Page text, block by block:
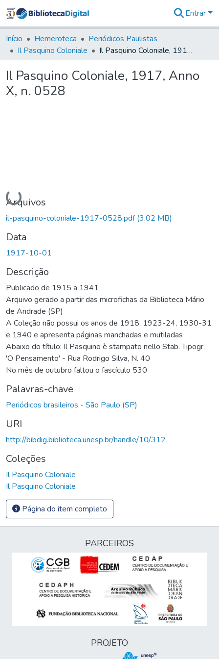
&
Coleções
Tudo na
Digital
Entrar
Início Hemeroteca
Periódicos Paulistas
Il Pasquino Coloniale
Il Pasquino Coloniale, 1917, Anno X, n. 0528
Il Pasquino Coloniale, 1917, Anno
X, n. 0528
Carregando...
Arquivos
il-pasquino-coloniale-1917-0528.pdf(3,02 MB)
Data
1917-10-01
Descrição
Publicado de 1915 a 1941
Arquivo gerado a partir das microfichas da Biblioteca Mário
de Andrade (SP)
A Coleção não possui os anos de 1918, 1923-24, 1930-31
e 1940 e apresenta páginas manchadas e mutiladas
Abaixo do título: Il Pasquino è stampato nello Stab. Tipogr.
'O Pensamento' - Rua Rodrigo Silva, N. 40
No mês de outubro faltou o fascículo 530
Palavras-chave
Periódicos brasileiros - São Paulo (SP)
URI
http://bibdig.biblioteca.unesp.br/handle/10/312
Coleções
Il Pasquino Coloniale
Il Pasquino Coloniale
Página do item completo
PARCEIROS
PROJETO